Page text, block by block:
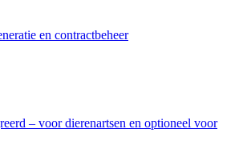
en contractbeheer
– voor dierenartsen en optioneel voor